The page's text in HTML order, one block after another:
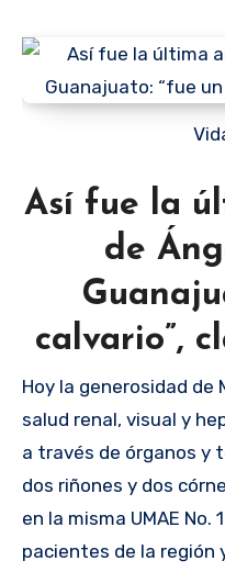
Así fue la
de
calvario”,
Hoy la generosidad de
salud renal, visual y
a través de órganos y
dos riñones y dos
en la misma UMAE No.
pacientes de la región